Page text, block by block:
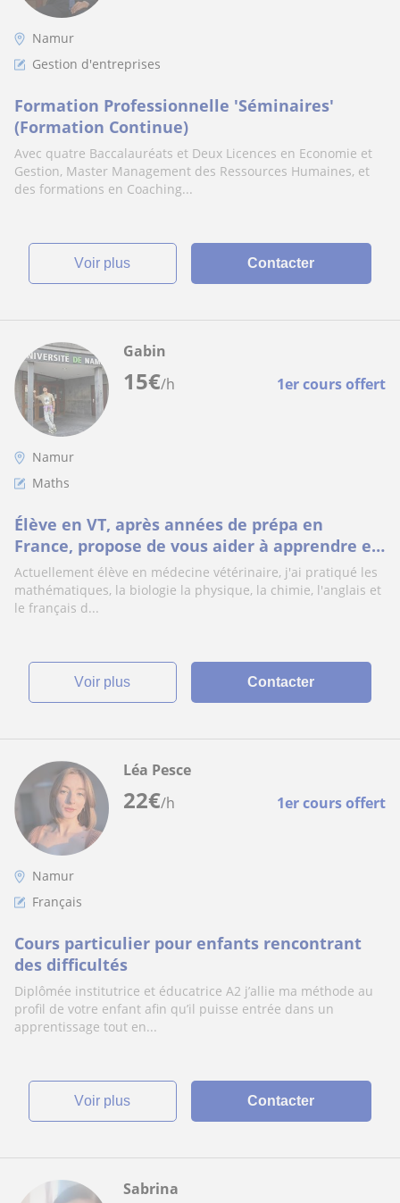
Namur
Gestion d'entreprises
Formation Professionnelle 'Séminaires'
(Formation Continue)
Avec quatre Baccalauréats et Deux Licences en Economie et
Gestion, Master Management des Ressources Humaines, et
des formations en Coaching...
voir plus Contacter
15€/h 1er cours offert
Gabin
Namur
Maths
Élève en VT, après années de prépa en
France, propose de vous aider à apprendre et
comprendre les maths de niveau secondaire
ou
Actuellement élève en médecine vétérinaire, j'ai pratiqué les
mathématiques, la biologie la physique, la chimie, l'anglais et
le français d...
voir plus Contacter
22€/h 1er cours offert
Léa Pesce
Namur
Français
Cours particulier pour enfants rencontrant
des difficultés
Diplômée institutrice et éducatrice A2 j’allie ma méthode au
profil de votre enfant afin qu’il puisse entrée dans un
apprentissage tout en...
voir plus Contacter
Sabrina